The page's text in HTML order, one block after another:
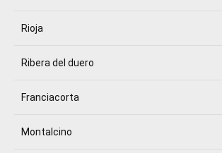
Rioja
Ribera del duero
Franciacorta
Montalcino